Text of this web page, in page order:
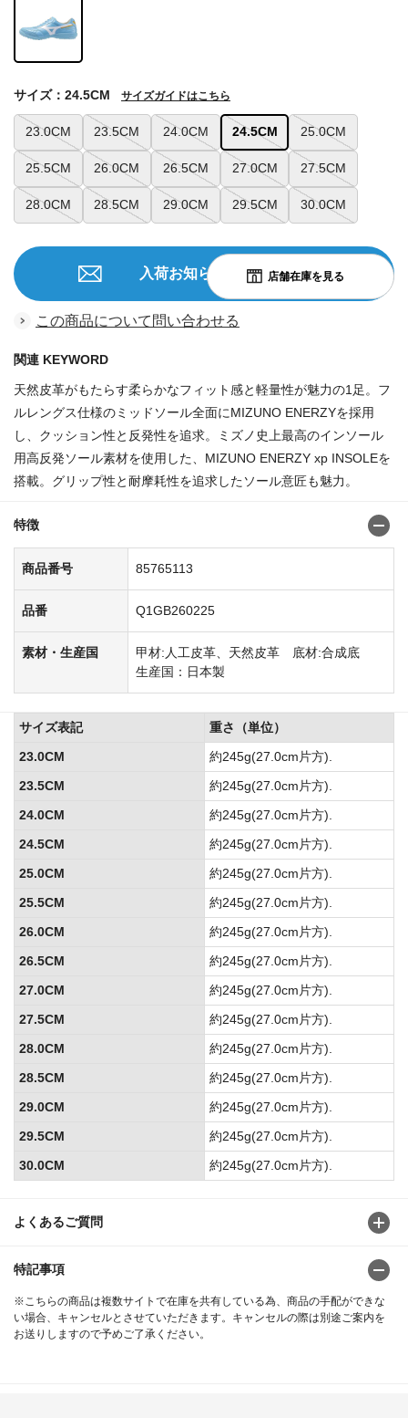
23.0CM 23.5CM 24.0CM 24.5CM 25.0CM
25.5CM 26.0CM 26.5CM 27.0CM 27.5CM
28.0CM 28.5CM 29.0CM 29.5CM 30.0CM
サイズ：24.5CM サイズガイドはこちら
入荷お知らせを申込む
この商品について問い合わせる
関連 KEYWORD
天然皮革がもたらす柔らかなフィット感と軽量性が魅力の1足。フ
ルレングス仕様のミッドソール全面にMIZUNO ENERZYを採用
し、クッション性と反発性を追求。ミズノ史上最高のインソール
用高反発ソール素材を使用した、MIZUNO ENERZY xp INSOLEを
搭載。グリップ性と耐摩耗性を追求したソール意匠も魅力。
特徴
商品番号 85765113
品番 Q1GB260225
素材・生産国
甲材:人工皮革、天然皮革 底材:合成底
生産国：日本製
よくあるご質問
特記事項
※こちらの商品は複数サイトで在庫を共有している為、商品の手配ができな
い場合、キャンセルとさせていただきます。キャンセルの際は別途ご案内を
お送りしますので予めご了承ください。
サイズ表記
重さ（単位）
23.0CM
約245g(27.0cm片方).
23.5CM
約245g(27.0cm片方).
24.0CM
約245g(27.0cm片方).
24.5CM
約245g(27.0cm片方).
25.0CM
約245g(27.0cm片方).
25.5CM
約245g(27.0cm片方).
26.0CM
約245g(27.0cm片方).
26.5CM
約245g(27.0cm片方).
27.0CM
約245g(27.0cm片方).
27.5CM
約245g(27.0cm片方).
28.0CM
約245g(27.0cm片方).
28.5CM
約245g(27.0cm片方).
29.0CM
約245g(27.0cm片方).
29.5CM
約245g(27.0cm片方).
30.0CM
約245g(27.0cm片方).